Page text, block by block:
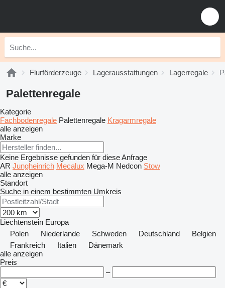
Flurförderzeuge Lagerausstattungen Lagerregale
Palettenregale
Kategorie
Fachbodenregale Palettenregale Kragarmregale
alle anzeigen
Marke
Keine Ergebnisse gefunden für diese Anfrage
AR Jungheinrich Mecalux Mega-M Nedcon Stow
alle anzeigen
Standort
Suche in einem bestimmten Umkreis
Liechtenstein Europa
Polen
Niederlande Schweden Deutschland
Belgien
Frankreich
Italien
Dänemark
alle anzeigen
Preis
–